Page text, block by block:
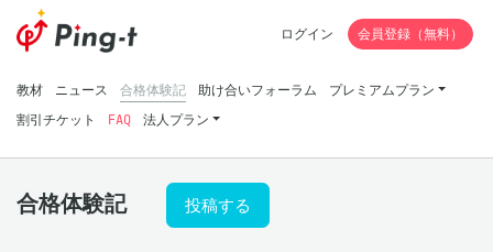
教材 ニュース 合格体験記 助け合いフォーラム
プレミアムプラン
割引チケット
FAQ 法人プラン
ログイン 会員登録（無料）
合格体験記 投稿する